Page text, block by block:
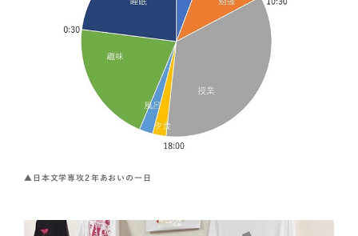
▲日本文学専攻２年あおいの一日